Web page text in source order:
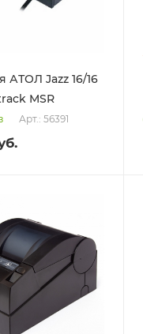
АТОЛ Jazz 16/16
MSR
Арт.: 56391